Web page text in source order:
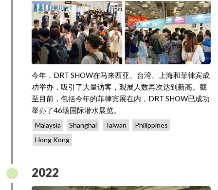
今年，DRT SHOW在马来西亚、台湾、上海和菲律宾成
功举办，吸引了大量访客，观展人数再次达到新高。截
至目前，包括今年的菲律宾展在内，DRT SHOW已成功
举办了46场国际潜水展览。
Malaysia Shanghai Taiwan
Philippines
Hong Kong
2022